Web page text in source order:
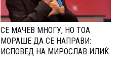
СЕ МАЧЕВ МНОГУ, НО ТОА
МОРАШЕ ДА СЕ НАПРАВИ:
ИСПОВЕД НА МИРОСЛАВ ИЛИЌ